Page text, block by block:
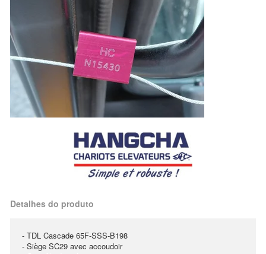
Detalhes do produto
- TDL Cascade 65F-SSS-B198
- Siège SC29 avec accoudoir